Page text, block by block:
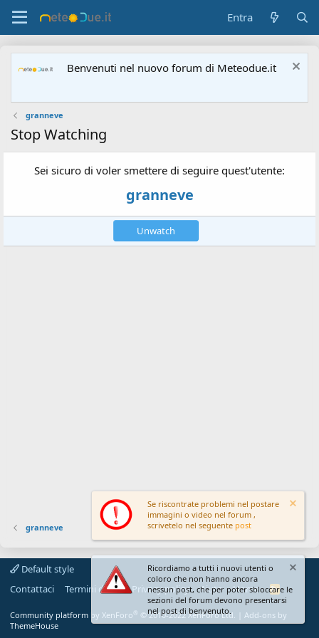
Entra
Benvenuti nel nuovo forum di Meteodue.it
granneve
Stop Watching
Sei sicuro di voler smettere di seguire quest'utente:
granneve
Unwatch
granneve
Default style
Contattaci
Termini d'uso Privacy policy Aiuto Home
R
S
Community platform by XenForo® © 2010-2022 XenForo Ltd.
Add-ons by
ThemeHouse
Se riscontrate problemi nel postare
immagini o video nel forum ,
scrivetelo nel seguente post
Ricordiamo a tutti i nuovi utenti o
coloro che non hanno ancora
nessun post, che per poter sbloccare le
sezioni del forum devono presentarsi
nel post di benvenuto.